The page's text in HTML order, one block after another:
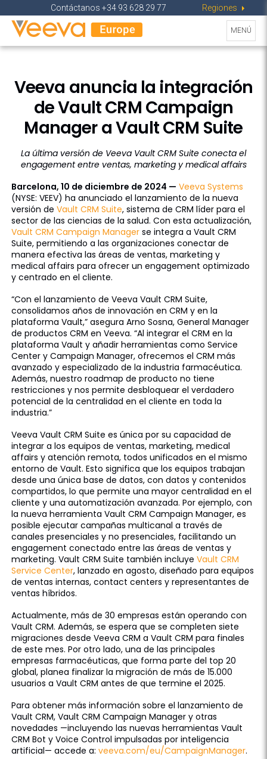
Regions Industries
Toggle
MENU
Contáctanos +34 93 628 29 77 Regiones
Alternar
MENÚ
Veeva anuncia la integración
de Vault CRM Campaign
Manager a Vault CRM Suite
La última versión de Veeva Vault CRM Suite conecta el
engagement entre ventas, marketing y medical affairs
Barcelona, 10 de diciembre de 2024 — Veeva Systems
(NYSE: VEEV) ha anunciado el lanzamiento de la nueva
versión de Vault CRM Suite, sistema de CRM líder para el
sector de las ciencias de la salud. Con esta actualización,
Vault CRM Campaign Managerse integra a Vault CRM
Suite, permitiendo a las organizaciones conectar de
manera efectiva las áreas de ventas, marketing y
medical affairs para ofrecer un engagement optimizado
y centrado en el cliente.
“Con el lanzamiento de Veeva Vault CRM Suite,
consolidamos años de innovación en CRM y en la
plataforma Vault,” asegura Arno Sosna, General Manager
de productos CRM en Veeva. “Al integrar el CRM en la
plataforma Vault y añadir herramientas como Service
Center y Campaign Manager, ofrecemos el CRM más
avanzado y especializado de la industria farmacéutica.
Además, nuestro roadmap de producto no tiene
restricciones y nos permite desbloquear el verdadero
potencial de la centralidad en el cliente en toda la
industria.”
Veeva Vault CRM Suite es única por su capacidad de
integrar a los equipos de ventas, marketing, medical
affairs y atención remota, todos unificados en el mismo
entorno de Vault. Esto significa que los equipos trabajan
desde una única base de datos, con datos y contenidos
compartidos, lo que permite una mayor centralidad en el
cliente y una automatización avanzada. Por ejemplo, con
la nueva herramienta Vault CRM Campaign Manager, es
posible ejecutar campañas multicanal a través de
canales presenciales y no presenciales, facilitando un
engagement conectado entre las áreas de ventas y
marketing. Vault CRM Suite también incluye Vault CRM
Service Center, lanzado en agosto, diseñado para equipos
de ventas internas, contact centers y representantes de
ventas híbridos.
Actualmente, más de 30 empresas están operando con
Vault CRM. Además, se espera que se completen siete
migraciones desde Veeva CRM a Vault CRM para finales
de este mes. Por otro lado, una de las principales
empresas farmacéuticas, que forma parte del top 20
global, planea finalizar la migración de más de 15.000
usuarios a Vault CRM antes de que termine el 2025.
Para obtener más información sobre el lanzamiento de
Vault CRM, Vault CRM Campaign Manager y otras
novedades —incluyendo las nuevas herramientas Vault
CRM Bot y Voice Control impulsadas por inteligencia
artificial— accede a: veeva.com/eu/CampaignManager.